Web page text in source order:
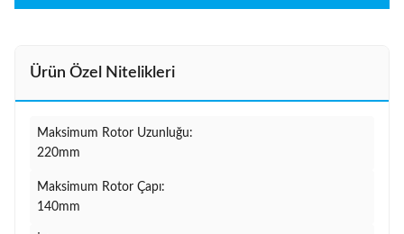
Ürün Özel Nitelikleri
Maksimum Rotor Uzunluğu:
220mm
Maksimum Rotor Çapı:
140mm